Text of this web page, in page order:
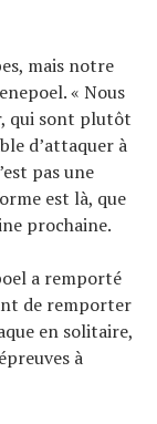
mais notre
« Nous
qui sont plutôt
d’attaquer à
pas une
est là, que
prochaine.
a remporté
de remporter
en solitaire,
à